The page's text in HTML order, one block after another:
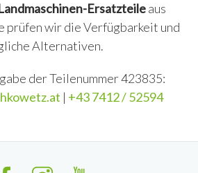
Ersatzteileaus
prüfen wir die Verfügbarkeit und
Alternativen.
der Teilenummer 423835:
| +43 7412 / 52594